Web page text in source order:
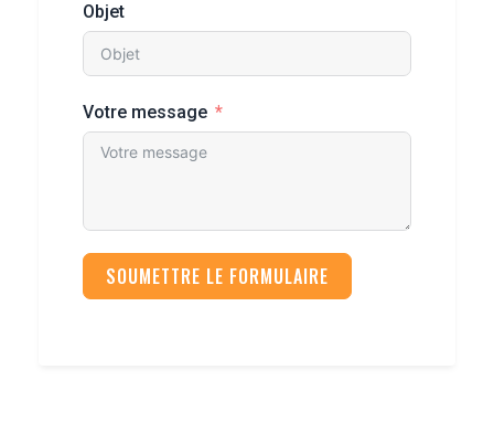
Objet
Votre message
SOUMETTRE LE FORMULAIRE